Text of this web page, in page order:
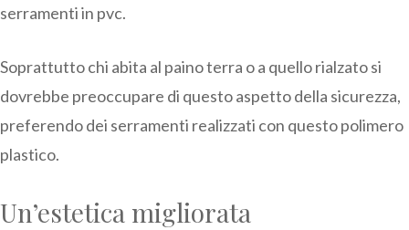
serramenti in pvc.
Soprattutto chi abita al paino terra o a quello rialzato si
dovrebbe preoccupare di questo aspetto della sicurezza,
preferendo dei serramenti realizzati con questo polimero
plastico.
Un’estetica migliorata